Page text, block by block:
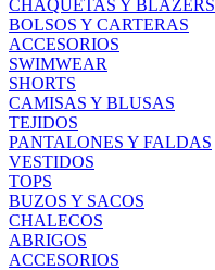
CHAQUETAS Y BLAZERS
BOLSOS Y CARTERAS
ACCESORIOS
SWIMWEAR
SHORTS
CAMISAS Y BLUSAS
TEJIDOS
PANTALONES Y FALDAS
VESTIDOS
TOPS
BUZOS Y SACOS
CHALECOS
ABRIGOS
ACCESORIOS